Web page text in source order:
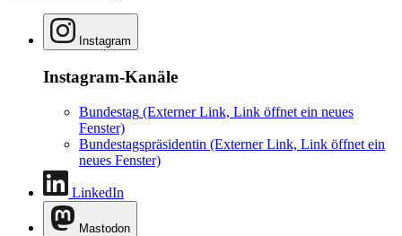
Instagram
Instagram-Kanäle
Bundestag (Externer Link, Link öffnet ein neues
Fenster)
Bundestagspräsidentin (Externer Link, Link öffnet ein
neues Fenster)
LinkedIn
Mastodon